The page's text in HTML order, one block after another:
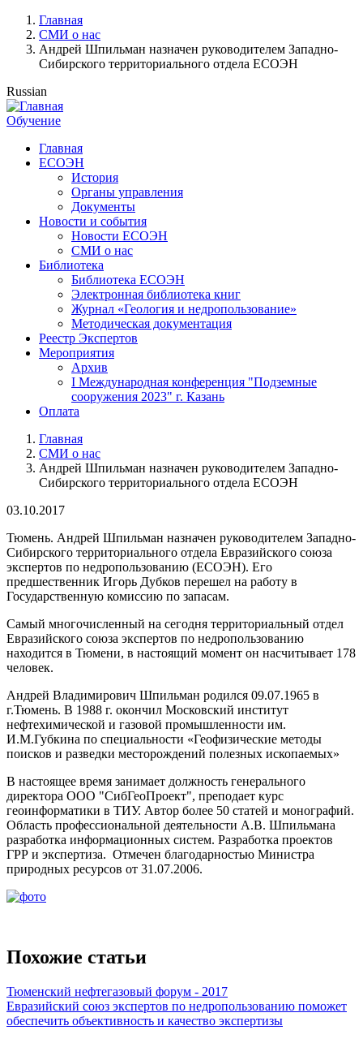
Перейти
основному
содержанию
Строка
навигации
Главная
СМИ о нас
Андрей Шпильман назначен руководителем Западно-
Сибирского территориального отдела ЕСОЭН
Russian
Обучение
Основная
навигация
Главная
ЕСОЭН
История
Органы управления
Документы
Новости и события
Новости ЕСОЭН
СМИ о нас
Библиотека
Библиотека ЕСОЭН
Электронная библиотека книг
Журнал «Геология и недропользование»
Методическая документация
Реестр Экспертов
Мероприятия
Архив
I Международная конференция "Подземные
сооружения 2023" г. Казань
Оплата
Строка
навигации
Главная
СМИ о нас
Андрей Шпильман назначен руководителем Западно-
Сибирского территориального отдела ЕСОЭН
03.10.2017
Тюмень. Андрей Шпильман назначен руководителем Западно-
Сибирского территориального отдела Евразийского союза
экспертов по недропользованию (ЕСОЭН). Его
предшественник Игорь Дубков перешел на работу в
Государственную комиссию по запасам.
Самый многочисленный на сегодня территориальный отдел
Евразийского союза экспертов по недропользованию
находится в Тюмени, в настоящий момент он насчитывает 178
человек.
Андрей Владимирович Шпильман родился 09.07.1965 в
г.Тюмень. В 1988 г. окончил Московский институт
нефтехимической и газовой промышленности им.
И.М.Губкина по специальности «Геофизические методы
поисков и разведки месторождений полезных ископаемых»
В настоящее время занимает должность генерального
директора ООО "СибГеоПроект", преподает курс
геоинформатики в ТИУ. Автор более 50 статей и монографий.
Область профессиональной деятельности А.В. Шпильмана
разработка информационных систем. Разработка проектов
ГРР и экспертиза. Отмечен благодарностью Министра
природных ресурсов от 31.07.2006.
Похожие статьи
Тюменский нефтегазовый форум - 2017
Евразийский союз экспертов по недропользованию поможет
обеспечить объективность и качество экспертизы